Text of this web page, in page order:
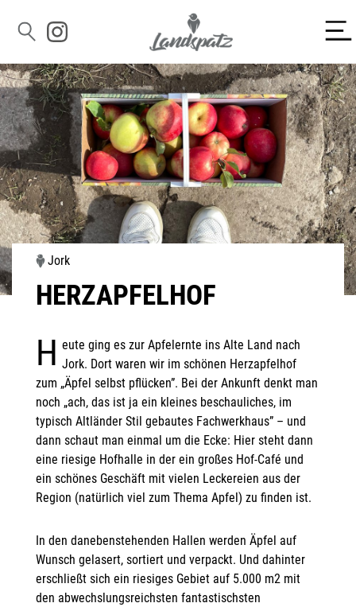
Jork
HERZAPFELHOF
H eute ging es zur Apfelernte ins Alte Land nach
Jork. Dort waren wir im schönen Herzapfelhof
zum „Äpfel selbst pflücken”. Bei der Ankunft denkt man
noch „ach, das ist ja ein kleines beschauliches, im
typisch Altländer Stil gebautes Fachwerkhaus” – und
dann schaut man einmal um die Ecke: Hier steht dann
eine riesige Hofhalle in der ein großes Hof-Café und
ein schönes Geschäft mit vielen Leckereien aus der
Region (natürlich viel zum Thema Apfel) zu finden ist.
In den danebenstehenden Hallen werden Äpfel auf
Wunsch gelasert, sortiert und verpackt. Und dahinter
erschließt sich ein riesiges Gebiet auf 5.000 m2 mit
den abwechslungsreichsten fantastischsten